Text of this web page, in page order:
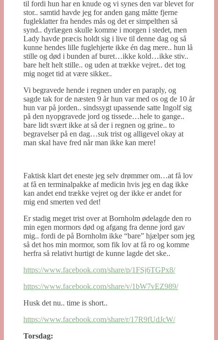
til fordi hun har en knude og vi synes den var blevet for
stor.. samtid havde jeg for anden gang måtte fjerne
fugleklatter fra hendes mås og det er simpelthen så
synd.. dyrlægen skulle komme i morgen i stedet, men
Lady havde præcis holdt sig i live til denne dag og så
kunne hendes lille fuglehjerte ikke én dag mere.. hun lå
stille og død i bunden af buret…ikke kold…ikke stiv..
bare helt helt stille.. og uden at trække vejret.. det tog
mig noget tid at være sikker..
Vi begravede hende i regnen under en paraply, og
sagde tak for de næsten 9 år hun var med os og de 10 år
hun var på jorden.. sindssygt upassende satte Ingolf sig
på den nyopgravede jord og tissede…hele to gange..
bare lidt svært ikke at så der i regnen og grine.. to
begravelser på en dag…suk trist og alligevel okay at
man skal have fred når man ikke kan mere!
Faktisk klart det eneste jeg selv drømmer om…at få lov
at få en terminalpakke af medicin hvis jeg en dag ikke
kan andet end trække vejret og der ikke er andet for
mig end smerten ved det!
Er stadig meget trist over at Bornholm ødelagde den ro
min egen mormors død og afgang fra denne jord gav
mig.. fordi de på Bornholm ikke “bare” hjælper som jeg
så det hos min mormor, som fik lov at få ro og komme
herfra så relativt hurtigt de kunne lagde det ske..
https://www.facebook.com/share/p/1FSj6TGPx8/
https://www.facebook.com/share/v/1bW7vEZ989/
Husk det nu.. time is short..
https://www.facebook.com/share/r/17R9fUdJcW/
Torsdag: